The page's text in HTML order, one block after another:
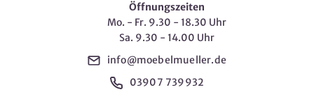
Öffnungszeiten
Mo. - Fr. 9.30 - 18.30 Uhr
Sa. 9.30 - 14.00 Uhr
info@moebelmueller.de
03907 739932